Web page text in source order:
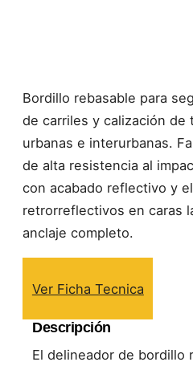
Bordillo rebasable para
de carriles y calización de
urbanas e interurbanas.
de alta resistencia al
con acabado reflectivo y
retrorreflectivos en caras
anclaje completo.
Ver Ficha Tecnica
Descripción
El delineador de bordillo